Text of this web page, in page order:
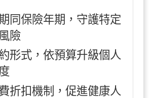
同保險年期，守護特定
險
形式，依預算升級個人
折扣機制，促進健康人